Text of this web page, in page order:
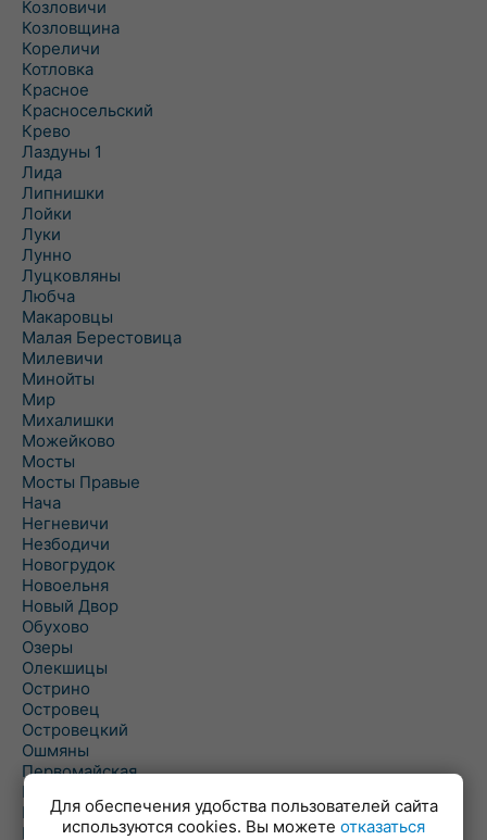
Козловичи
Козловщина
Кореличи
Котловка
Красное
Красносельский
Крево
Лаздуны 1
Лида
Липнишки
Лойки
Луки
Лунно
Луцковляны
Любча
Макаровцы
Малая Берестовица
Милевичи
Минойты
Мир
Михалишки
Можейково
Мосты
Мосты Правые
Нача
Негневичи
Незбодичи
Новогрудок
Новоельня
Новый Двор
Обухово
Озеры
Олекшицы
Острино
Островец
Островецкий
Ошмяны
Первомайская
Первомайский
Пески
Петревичи
Для обеспечения удобства пользователей сайта
используются cookies. Вы можете отказаться